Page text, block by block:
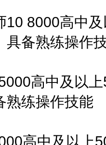
8000高中及
具备熟练操作
高中及以上
熟练操作技能
高中及以上